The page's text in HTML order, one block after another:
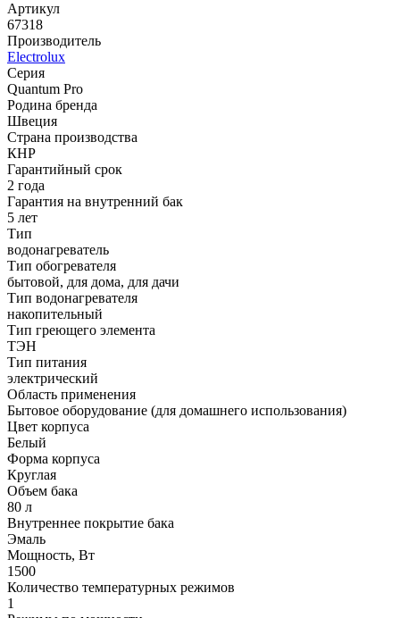
Артикул
67318
Производитель
Electrolux
Серия
Quantum Pro
Родина бренда
Швеция
Страна производства
КНР
Гарантийный срок
2 года
Гарантия на внутренний бак
5 лет
Тип
водонагреватель
Тип обогревателя
бытовой, для дома, для дачи
Тип водонагревателя
накопительный
Тип греющего элемента
ТЭН
Тип питания
электрический
Область применения
Бытовое оборудование (для домашнего использования)
Цвет корпуса
Белый
Форма корпуса
Круглая
Объем бака
80 л
Внутреннее покрытие бака
Эмаль
Мощность, Вт
1500
Количество температурных режимов
1